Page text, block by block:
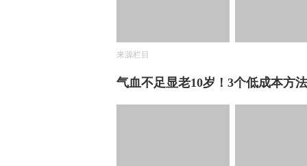
来源栏目
气血不足显老10岁！3个低成本方